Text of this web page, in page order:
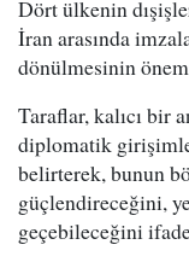
Dört ülkenin
İran arasında
dönülmesinin
Taraflar, kalıcı bir
diplomatik
belirterek, bunun
güçlendireceğini,
geçebileceğini